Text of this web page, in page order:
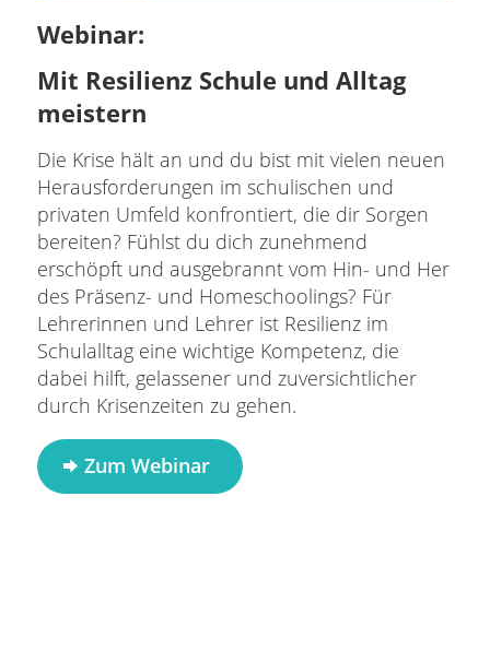
Webinar:
Mit Resilienz Schule und Alltag
meistern
Die Krise hält an und du bist mit vielen neuen
Herausforderungen im schulischen und
privaten Umfeld konfrontiert, die dir Sorgen
bereiten? Fühlst du dich zunehmend
erschöpft und ausgebrannt vom Hin- und Her
des Präsenz- und Homeschoolings? Für
Lehrerinnen und Lehrer ist Resilienz im
Schulalltag eine wichtige Kompetenz, die
dabei hilft, gelassener und zuversichtlicher
durch Krisenzeiten zu gehen.
Zum Webinar